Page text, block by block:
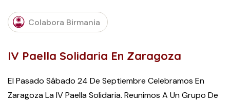
OCTOBER
3, 2016
Colabora Birmania
IV Paella Solidaria En Zaragoza
El Pasado Sábado 24 De Septiembre Celebramos En
Zaragoza La IV Paella Solidaria. Reunimos A Un Grupo De